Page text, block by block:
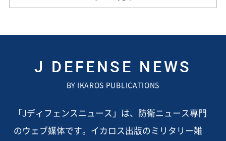
J DEFENSE NEWS
BY IKAROS PUBLICATIONS
「Jディフェンスニュース」は、防衛ニュース専門
のウェブ媒体です。イカロス出版のミリタリー雑